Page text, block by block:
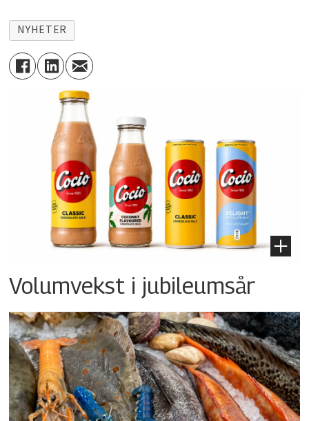
NYHETER
Volumvekst i jubileumsår